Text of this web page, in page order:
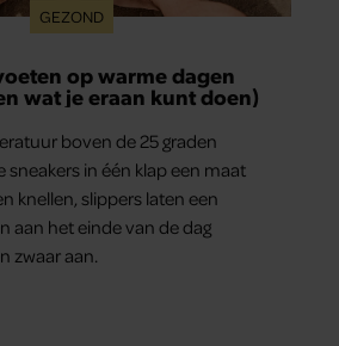
GEZOND
op warme dagen
wat je eraan kunt doen)
boven de 25 graden
sneakers in één klap een maat
knellen, slippers laten een
aan het einde van de dag
zwaar aan.